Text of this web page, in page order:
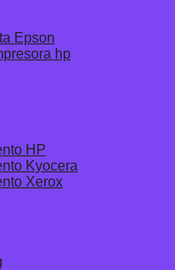
Epson
hp
HP
Kyocera
Xerox